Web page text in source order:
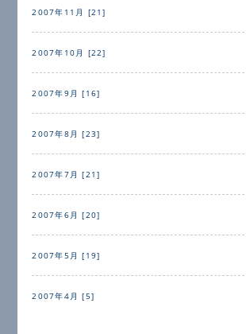
2007年11月 [21]
2007年10月 [22]
2007年9月 [16]
2007年8月 [23]
2007年7月 [21]
2007年6月 [20]
2007年5月 [19]
2007年4月 [5]